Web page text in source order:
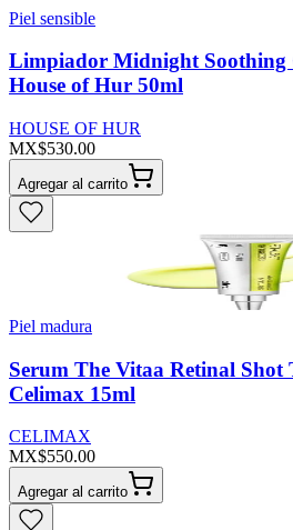
Piel sensible
Limpiador Midnight Soothing
House of Hur 50ml
HOUSE OF HUR
MX$530.00
Agregar al carrito
Piel madura
Serum The Vitaa Retinal Shot
Celimax 15ml
CELIMAX
MX$550.00
Agregar al carrito